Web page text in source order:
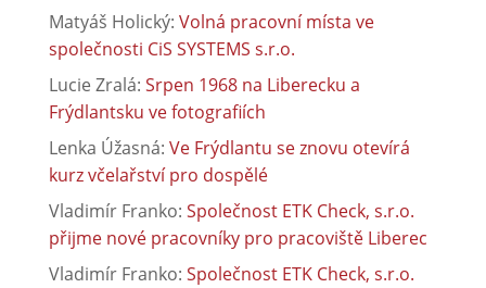
Matyáš Holický: Volná pracovní místa ve
společnosti CiS SYSTEMS s.r.o.
Lucie Zralá: Srpen 1968 na Liberecku a
Frýdlantsku ve fotografiích
Lenka Úžasná: Ve Frýdlantu se znovu otevírá
kurz včelařství pro dospělé
Vladimír Franko: Společnost ETK Check, s.r.o.
přijme nové pracovníky pro pracoviště Liberec
Vladimír Franko: Společnost ETK Check, s.r.o.